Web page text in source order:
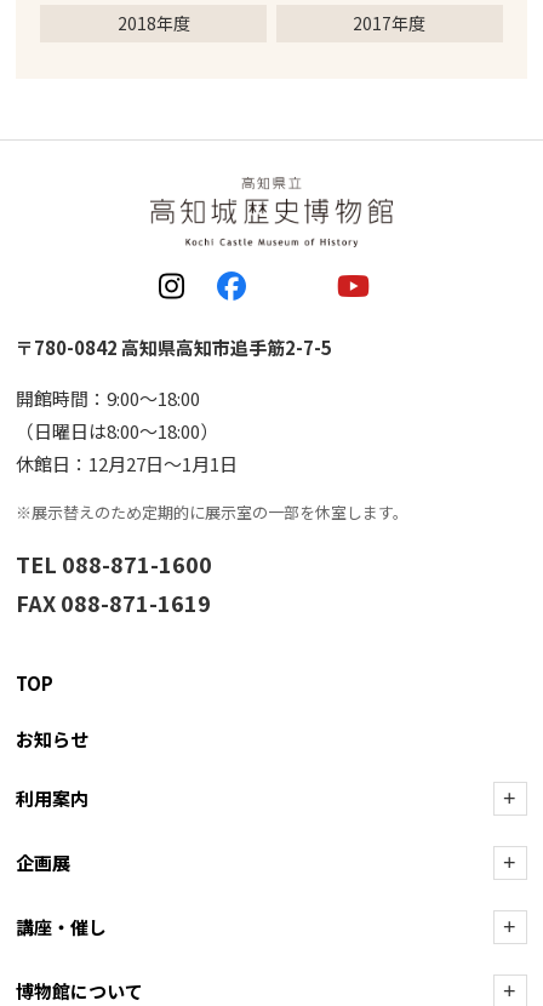
2018年度 2017年度
〒780-0842 高知県高知市追手筋2-7-5
開館時間：9:00〜18:00
（日曜日は8:00〜18:00）
休館日：12月27日〜1月1日
※展示替えのため定期的に展示室の一部を休室します。
TEL 088-871-1600
FAX 088-871-1619
TOP
お知らせ
利用案内 +
企画展 +
講座・催し +
博物館について +